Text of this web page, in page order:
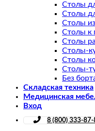
Столы
Столы
Столы
Столы к
Столы
Столы-
Столы
Столы-
Без
Складская техника
Медицинская
Вход
8 (800) 333-87-